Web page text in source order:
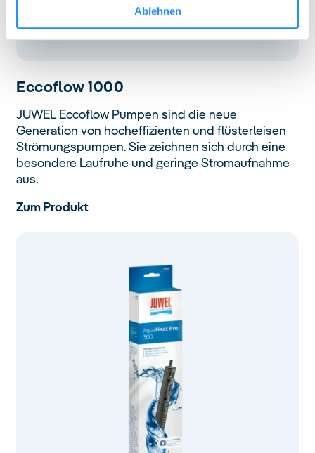
Ablehnen
Eccoflow1000
JUWEL Eccoflow Pumpen sind die neue
Generation von hocheffizienten und flüsterleisen
Strömungspumpen. Sie zeichnen sich durch eine
besondere Laufruhe und geringe Stromaufnahme
aus.
Zum Produkt